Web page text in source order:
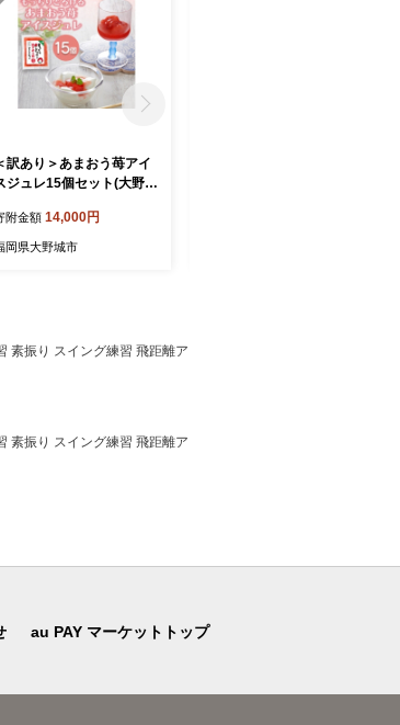
訳あり＞あまおう苺アイ
ジュレ15個セット(大野城
附金額 14,000円
岡県大野城市
素振り スイング練習 飛距離ア
素振り スイング練習 飛距離ア
au PAY マーケットトップ